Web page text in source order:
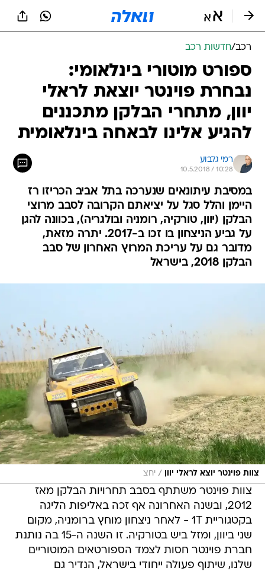
רכב/חדשות רכב
ספורט מוטורי בינלאומי:
נבחרת פוינטר יוצאת לראלי
יוון, מתחרי הבלקן מתכננים
להגיע אלינו לבאחה בינלאומית
רמי גלבוע
10.5.2018 / 10:28
במסיבת עיתונאים שנערכה בתל אביב הכריזו רז
היימן והלל סגל על יציאתם הקרובה לסבב מרוצי
הבלקן (יוון, טורקיה, רומניה ובולגריה), בכוונה להגן
על גביע הניצחון בו זכו ב-2017. יתרה מזאת,
מדובר גם על עריכת המרוץ האחרון של סבב
הבלקן 2018, בישראל
צוות פוינטר יוצא לראלי יוון / יחצ
צוות פוינטר משתתף בסבב תחרויות הבלקן מאז
2012, ובשנה האחרונה אף זכה באליפות הליגה
בקטגוריית 1T - לאחר ניצחון מוחץ ברומניה, מקום
שני ביוון, ומזל ביש בטורקיה. זו השנה ה-15 בה נותנת
חברת פוינטר חסות לצמד הספורטאים המוטוריים
שלנו, שיתוף פעולה ייחודי בישראל, הנדיר גם